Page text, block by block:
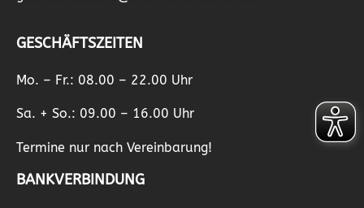
GESCHÄFTSZEITEN
Mo. – Fr.: 08.00 – 22.00 Uhr
Sa. + So.: 09.00 – 16.00 Uhr
Termine nur nach Vereinbarung!
BANKVERBINDUNG